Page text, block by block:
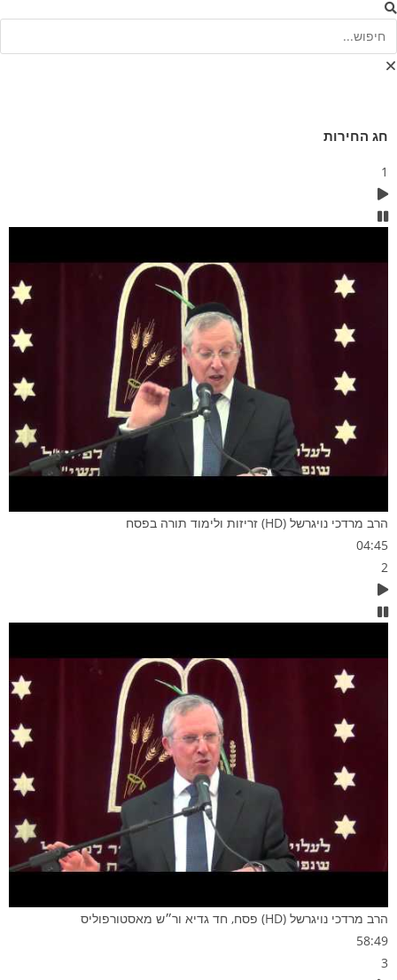
חג החירות
1
הרב מרדכי נויגרשל (HD) זריזות ולימוד תורה בפסח
04:45
2
הרב מרדכי נויגרשל (HD) פסח, חד גדיא ור״ש מאסטורפוליס
58:49
3